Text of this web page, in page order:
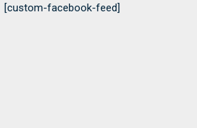
[custom-facebook-feed]